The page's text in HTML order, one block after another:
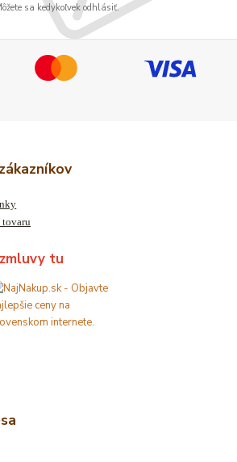
sa kedykoľvek odhlásiť.
tovaru
tu